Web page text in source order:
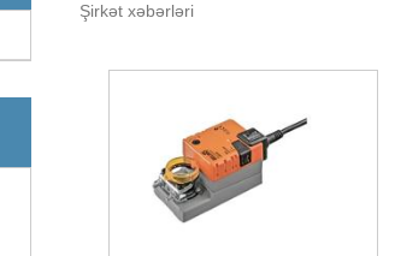
Şirkət xəbərləri